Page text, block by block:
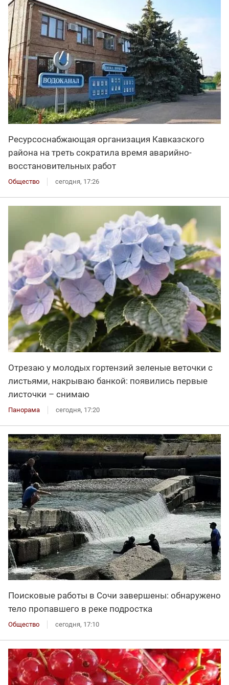
Ресурсоснабжающая организация Кавказского
района на треть сократила время аварийно-
восстановительных работ
Общество сегодня, 17:26
Отрезаю у молодых гортензий зеленые веточки с
листьями, накрываю банкой: появились первые
листочки – снимаю
Панорама сегодня, 17:20
Поисковые работы в Сочи завершены: обнаружено
тело пропавшего в реке подростка
Общество сегодня, 17:10